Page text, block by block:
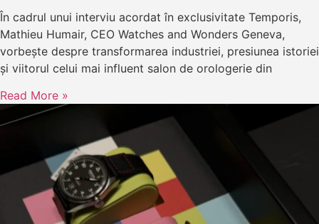
În cadrul unui interviu acordat în exclusivitate Temporis,
Mathieu Humair, CEO Watches and Wonders Geneva,
vorbește despre transformarea industriei, presiunea istoriei
și viitorul celui mai influent salon de orologerie din
Read More »